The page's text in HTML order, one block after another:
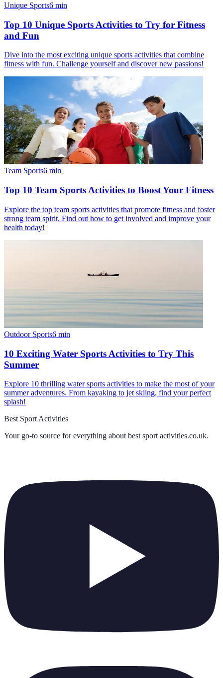
Unique Sports6 min
Top 10 Unique Sports Activities to Try for Fitness
and Fun
Dive into the most exciting unique sports activities that combine
fitness with fun. Challenge yourself and discover new passions!
Team Sports6 min
Top 10 Team Sports Activities to Boost Your Fitness
Explore the top team sports activities that promote fitness and foster
strong team spirit. Find out how to get involved and improve your
health today!
Outdoor Sports6 min
10 Exciting Water Sports Activities to Try This
Summer
Explore 10 thrilling water sports activities to make the most of your
summer adventures. From kayaking to jet skiing, find your perfect
splash!
Best Sport Activities
Your go-to source for everything about best sport activities.co.uk.